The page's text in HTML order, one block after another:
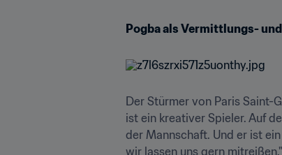
Pogba als Vermittlungs-
Der Stürmer von Paris Saint-
ist ein kreativer Spieler. Auf
der Mannschaft. Und er ist
wir lassen uns gern mitreißen."